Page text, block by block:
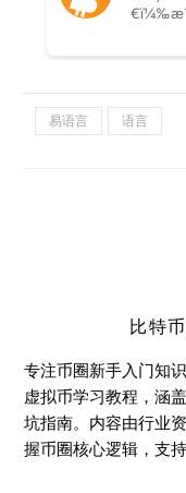
易语言 语言
比特
专注币圈新手入门知
虚拟币学习教程，涵
坑指南。内容由行业
握币圈核心逻辑，支